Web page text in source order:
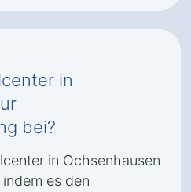
in
bei?
in Ochsenhausen
es den